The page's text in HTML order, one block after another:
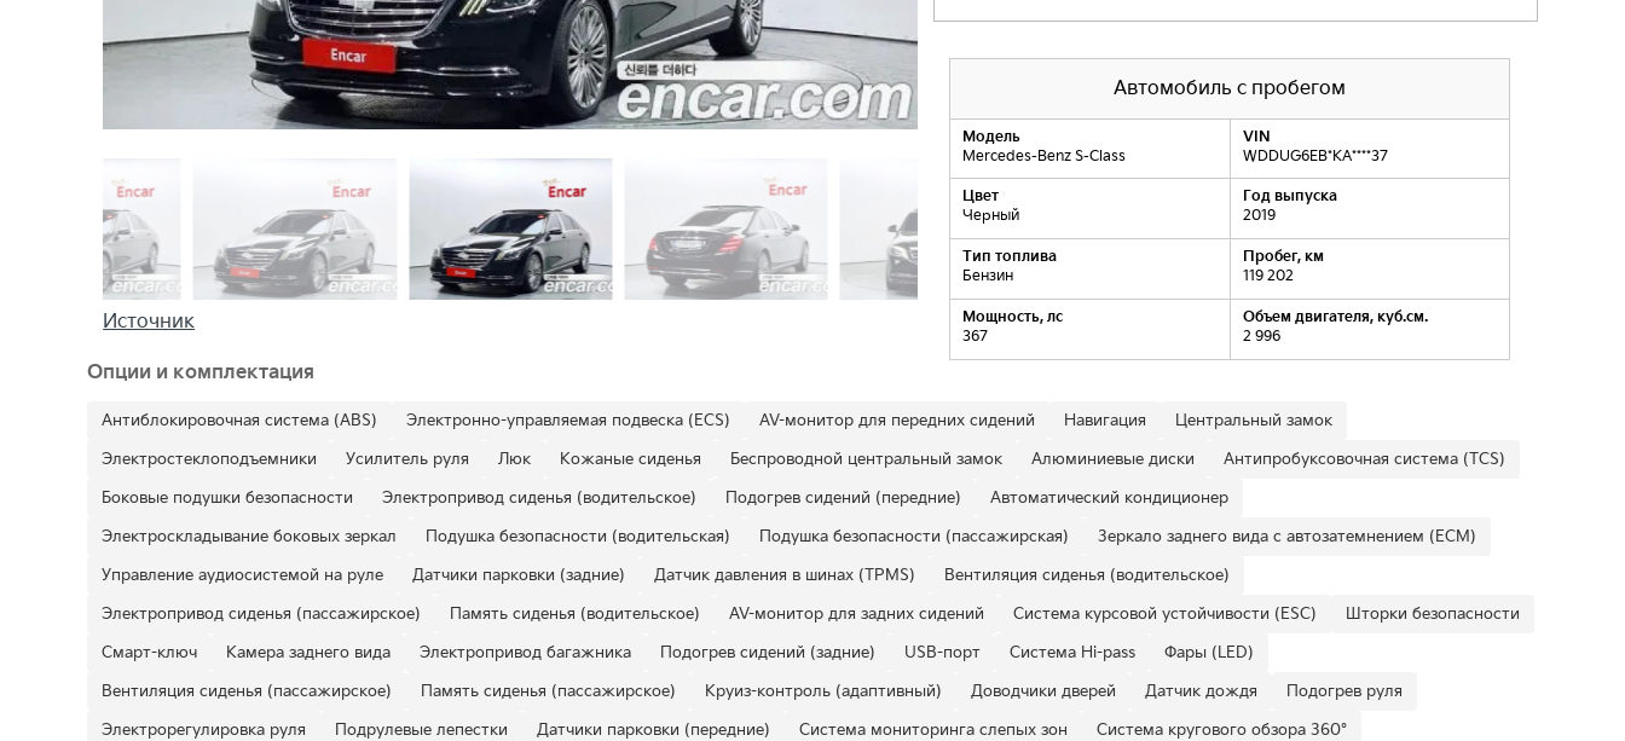
Источник
Автомобиль с пробегом
Модель
Mercedes-Benz S-Class
VIN
WDDUG6EB*KA****37
Цвет
Черный
Год выпуска
2019
Тип топлива
Бензин
Пробег, км
119 202
Мощность, лс
367
Объем двигателя, куб.см.
2 996
Опции и комплектация
Антиблокировочная система (ABS) Электронно-управляемая подвеска (ECS) AV-монитор для передних сидений Навигация
Центральный замок
Электростеклоподъемники
Усилитель руля Люк Кожаные сиденья Беспроводной центральный замок Алюминиевые диски
Антипробуксовочная система (TCS)
Боковые подушки безопасности
Электропривод сиденья (водительское) Подогрев сидений (передние)
Автоматический кондиционер
Электроскладывание боковых зеркал
Подушка безопасности (водительская) Подушка безопасности (пассажирская)
Зеркало заднего вида с автозатемнением (ECM)
Управление аудиосистемой на руле
Датчики парковки (задние) Датчик давления в шинах (TPMS)
Вентиляция сиденья (водительское)
Электропривод сиденья (пассажирское)
Память сиденья (водительское) AV-монитор для задних сидений Система курсовой устойчивости (ESC)
Шторки безопасности
Смарт-ключ
Камера заднего вида Электропривод багажника Подогрев сидений (задние) USB-порт Система Hi-pass
Фары (LED)
Вентиляция сиденья (пассажирское)
Память сиденья (пассажирское) Круиз-контроль (адаптивный) Доводчики дверей Датчик дождя
Подогрев руля
Электрорегулировка руля
Подрулевые лепестки Датчики парковки (передние) Система мониторинга слепых зон
Система кругового обзора 360°